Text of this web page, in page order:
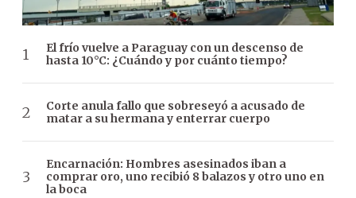
El frío vuelve a Paraguay con un descenso de
hasta 10°C: ¿Cuándo y por cuánto tiempo?
Corte anula fallo que sobreseyó a acusado de
matar a su hermana y enterrar cuerpo
Encarnación: Hombres asesinados iban a
comprar oro, uno recibió 8 balazos y otro uno en
la boca